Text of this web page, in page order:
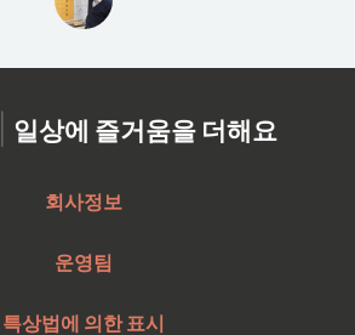
| 일상에 즐거움을 더해요
회사정보
운영팀
특상법에 의한 표시